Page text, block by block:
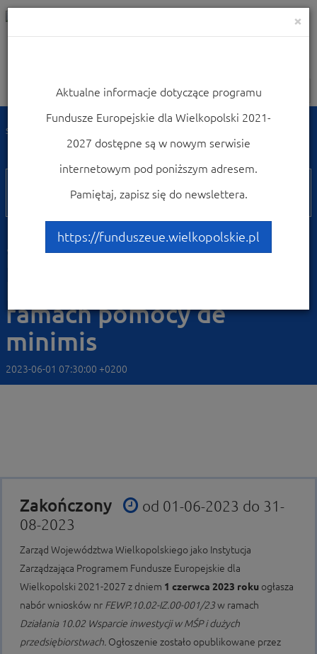
Nawigacja
Strona główna
Nabory 2021-2027
10.2
Działanie 10.02 Wsparcie
inwestycji w MŚP i dużych
ramach pomocy de
minimis
2023-06-01 07:30:00 +0200
Zakończony
od 01-06-2023 do 31-
08-2023
Zarząd Województwa Wielkopolskiego jako Instytucja
Zarządzająca Programem Fundusze Europejskie dla
Wielkopolski 2021-2027 z dniem 1 czerwca 2023 roku ogłasza
nabór wniosków nr FEWP.10.02-IZ.00-001/23w ramach
Działania 10.02 Wsparcie inwestycji w MŚP i dużych
przedsiębiorstwach. Ogłoszenie zostało opublikowane przez
×
Aktualne informacje dotyczące programu
Fundusze Europejskie dla Wielkopolski 2021-
2027 dostępne są w nowym serwisie
internetowym pod poniższym adresem.
Pamiętaj, zapisz się do newslettera.
https://funduszeue.wielkopolskie.pl